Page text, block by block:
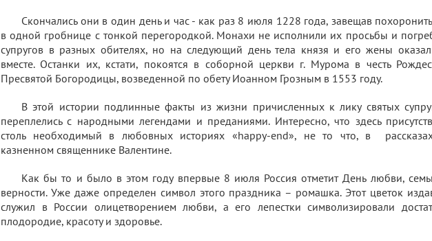
Скончались они в один день и час - как раз 8 июля 1228 года, завещав
в одной гробнице с тонкой перегородкой. Монахи не исполнили их просьбы и
супругов в разных обителях, но на следующий день тела князя и его жены
вместе. Останки их, кстати, покоятся в соборной церкви г. Мурома в честь
Пресвятой Богородицы, возведенной по обету Иоанном Грозным в 1553 году.
В этой истории подлинные факты из жизни причисленных к лику святых
переплелись с народными легендами и преданиями. Интересно, что здесь
столь необходимый в любовных историях «happy-end», не то что, в
казненном священнике Валентине.
Как бы то и было в этом году впервые 8 июля Россия отметит День любви,
верности. Уже даже определен символ этого праздника – ромашка. Этот цветок
служил в России олицетворением любви, а его лепестки символизировали
плодородие, красоту и здоровье.